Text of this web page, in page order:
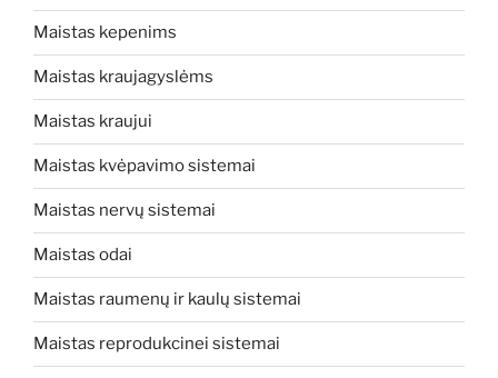
Maistas kepenims
Maistas kraujagyslėms
Maistas kraujui
Maistas kvėpavimo sistemai
Maistas nervų sistemai
Maistas odai
Maistas raumenų ir kaulų sistemai
Maistas reprodukcinei sistemai